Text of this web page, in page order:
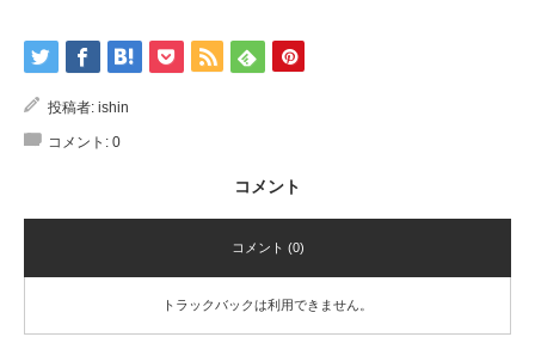
投稿者: ishin
コメント: 0
コメント
コメント (0)
トラックバックは利用できません。